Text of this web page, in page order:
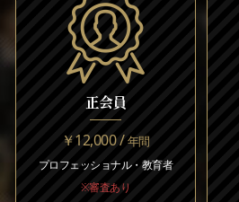
正会員
￥12,000 /年間
プロフェッショナル・教育者
※審査あり